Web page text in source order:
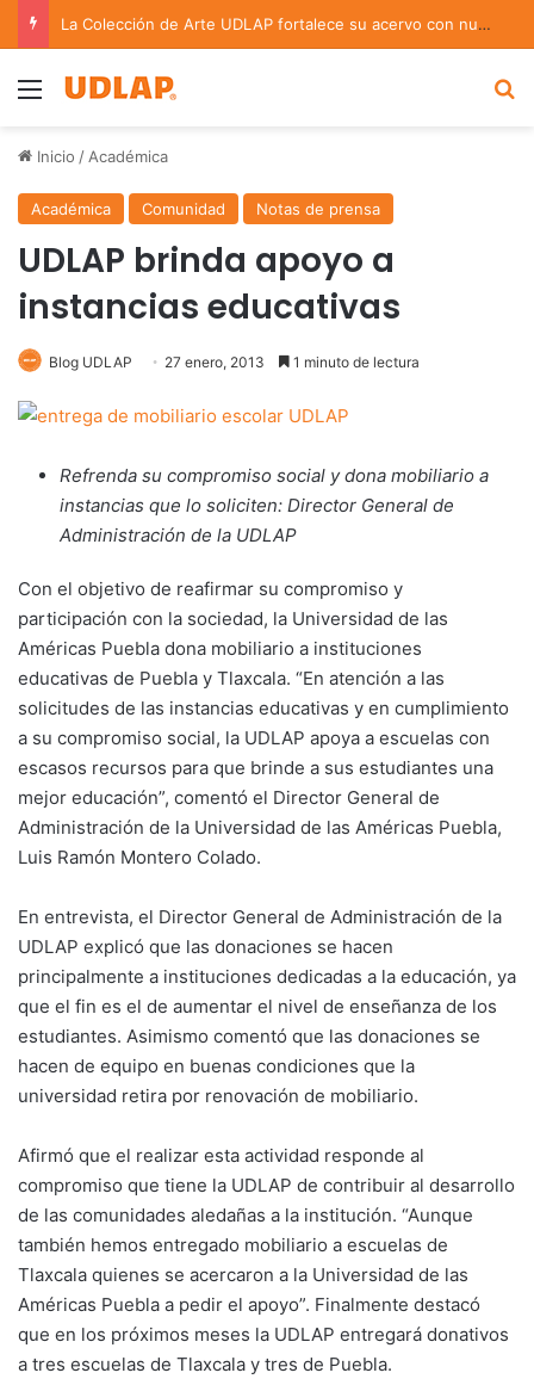
La Colección de Arte UDLAP fortalece su acervo con nuevas obras de artistas emergentes y consolidados
Menu
Inicio / Académica
Académica Comunidad Notas de prensa
UDLAP brinda apoyo a
instancias educativas
Blog UDLAP 27 enero, 2013 1 minuto de lectura
Refrenda su compromiso social y dona mobiliario a
instancias que lo soliciten: Director General de
Administración de la UDLAP
Con el objetivo de reafirmar su compromiso y
participación con la sociedad, la Universidad de las
Américas Puebla dona mobiliario a instituciones
educativas de Puebla y Tlaxcala. “En atención a las
solicitudes de las instancias educativas y en cumplimiento
a su compromiso social, la UDLAP apoya a escuelas con
escasos recursos para que brinde a sus estudiantes una
mejor educación”, comentó el Director General de
Administración de la Universidad de las Américas Puebla,
Luis Ramón Montero Colado.
En entrevista, el Director General de Administración de la
UDLAP explicó que las donaciones se hacen
principalmente a instituciones dedicadas a la educación, ya
que el fin es el de aumentar el nivel de enseñanza de los
estudiantes. Asimismo comentó que las donaciones se
hacen de equipo en buenas condiciones que la
universidad retira por renovación de mobiliario.
Afirmó que el realizar esta actividad responde al
compromiso que tiene la UDLAP de contribuir al desarrollo
de las comunidades aledañas a la institución. “Aunque
también hemos entregado mobiliario a escuelas de
Tlaxcala quienes se acercaron a la Universidad de las
Américas Puebla a pedir el apoyo”. Finalmente destacó
que en los próximos meses la UDLAP entregará donativos
a tres escuelas de Tlaxcala y tres de Puebla.